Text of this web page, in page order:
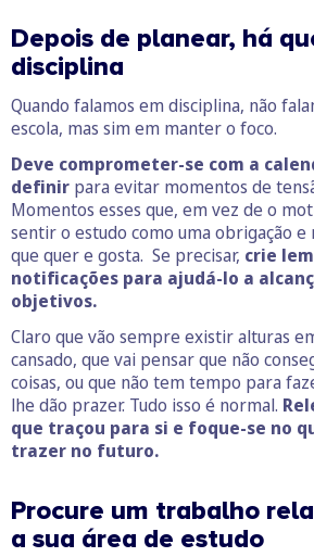
Depois de planear, há
disciplina
Quando falamos em disciplina, não
escola, mas sim em manter o foco.
Deve comprometer-se com a
definir para evitar momentos de
Momentos esses que, em vez de o
sentir o estudo como uma obrigação e
que quer e gosta. Se precisar, crie
notificações para ajudá-lo a
objetivos.
Claro que vão sempre existir alturas
cansado, que vai pensar que não
coisas, ou que não tem tempo para
lhe dão prazer. Tudo isso é normal.
que traçou para si e foque-se no
trazer no futuro.
Procure um trabalho
a sua área de estudo